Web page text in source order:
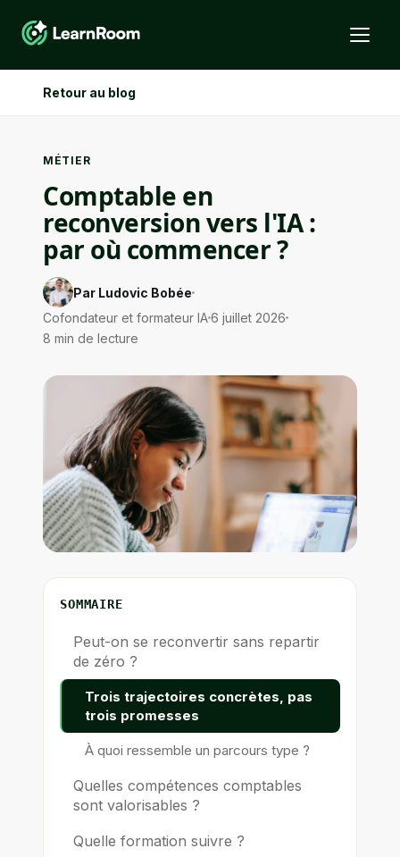
Retour au blog
MÉTIER
Comptable en
reconversion vers l'IA :
par où commencer ?
Par Ludovic Bobée
Cofondateur et formateur IA6 juillet 2026
8 min de lecture
SOMMAIRE
Peut-on se reconvertir sans repartir
de zéro ?
Trois trajectoires concrètes, pas
trois promesses
À quoi ressemble un parcours type ?
Quelles compétences comptables
sont valorisables ?
Quelle formation suivre ?